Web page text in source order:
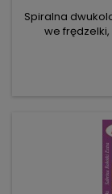
Spiralna
we
koronkowa
wykresy i